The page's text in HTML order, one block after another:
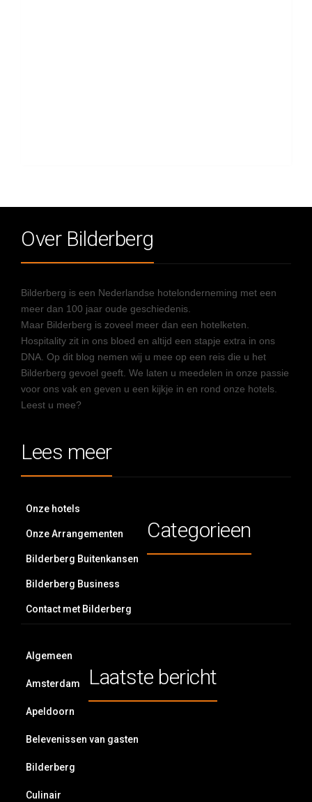
Over Bilderberg
Bilderberg is een Nederlandse hotelonderneming met een
meer dan 100 jaar oude geschiedenis.
Maar Bilderberg is zoveel meer dan een hotelketen.
Hospitality zit in ons bloed en altijd een stapje extra in ons
DNA. Op dit blog nemen wij u mee op een reis die u het
Bilderberg gevoel geeft. We laten u meedelen in onze passie
voor ons vak en geven u een kijkje in en rond onze hotels.
Leest u mee?
Lees meer
Onze hotels
Onze Arrangementen
Bilderberg Buitenkansen
Bilderberg Business
Contact met Bilderberg
Categorieen
Algemeen
Amsterdam
Apeldoorn
Belevenissen van gasten
Bilderberg
Culinair
Laatste bericht